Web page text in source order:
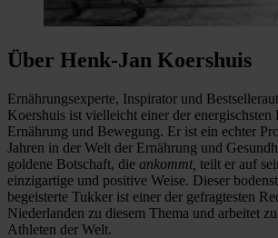
Über Henk-Jan Koershuis
Ernährungsexperte, Inspirator und
Koershuis ist vielleicht einer der energischsten
Ernährung und Bewegung. Er ist ein echter
Jahren in der Welt der Ernährung und
goldene Botschaft, die ankommt, teilt er auf
einzigartige und positive Weise. Dieser
begeisterte Tukker ist einer der gefragtesten
Niederlanden zu diesem Thema und arbeitet
Athleten der Welt.